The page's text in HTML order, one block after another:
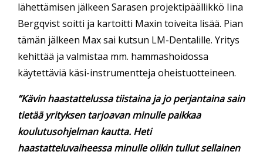
lähettämisen jälkeen Sarasen projektipäällikkö Iina
Bergqvist soitti ja kartoitti Maxin toiveita lisää. Pian
tämän jälkeen Max sai kutsun LM-Dentalille. Yritys
kehittää ja valmistaa mm. hammashoidossa
käytettäviä käsi-instrumentteja oheistuotteineen.
”Kävin haastattelussa tiistaina ja jo perjantaina sain
tietää yrityksen tarjoavan minulle paikkaa
koulutusohjelman kautta. Heti
haastatteluvaiheessa minulle olikin tullut sellainen